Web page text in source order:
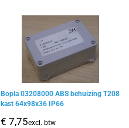
Bopla 03208000 ABS behuizing T208
kast 64x98x36 IP66
€ 7,75excl. btw